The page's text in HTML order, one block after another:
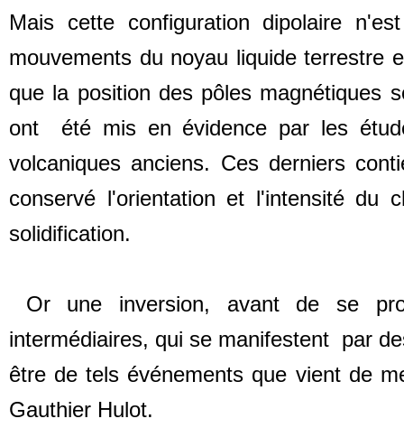
Mais cette configuration dipolaire
mouvements du noyau liquide terrestre
que la position des pôles magnétiques
ont été mis en évidence par les
volcaniques anciens. Ces derniers
conservé l'orientation et l'intensité du
solidification.
Or une inversion, avant de se
intermédiaires, qui se manifestent par
être de tels événements que vient de
Gauthier Hulot.